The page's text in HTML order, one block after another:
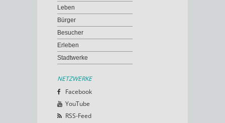
Leben
Bürger
Besucher
Erleben
Stadtwerke
NETZWERKE
Facebook
YouTube
RSS-Feed